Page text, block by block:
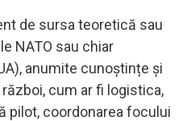
de sursa teoretică sau
NATO sau chiar
anumite cunoștințe și
cum ar fi logistica,
pilot, coordonarea focului